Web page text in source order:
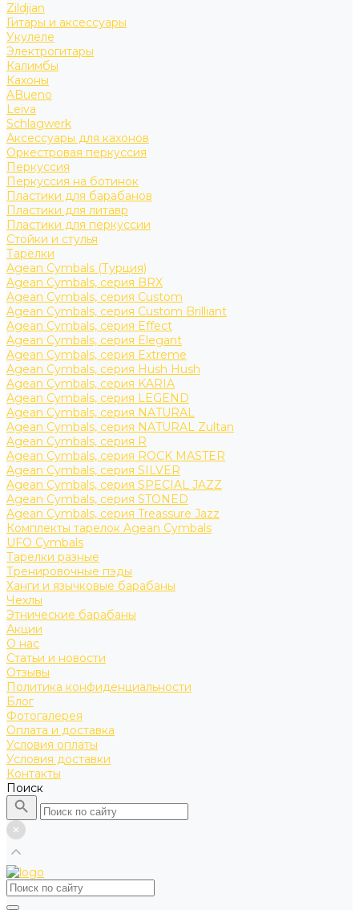
Zildjian
Гитары и аксессуары
Укулеле
Электрогитары
Калимбы
Кахоны
ABueno
Leiva
Schlagwerk
Аксессуары для кахонов
Оркестровая перкуссия
Перкуссия
Перкуссия на ботинок
Пластики для барабанов
Пластики для литавр
Пластики для перкуссии
Стойки и стулья
Тарелки
Agean Cymbals (Турция)
Agean Cymbals, серия BRX
Agean Cymbals, серия Custom
Agean Cymbals, серия Custom Brilliant
Agean Cymbals, серия Effect
Agean Cymbals, серия Elegant
Agean Cymbals, серия Extreme
Agean Cymbals, серия Hush Hush
Agean Cymbals, серия KARIA
Agean Cymbals, серия LEGEND
Agean Cymbals, серия NATURAL
Agean Cymbals, серия NATURAL Zultan
Agean Cymbals, серия R
Agean Cymbals, серия ROCK MASTER
Agean Cymbals, серия SILVER
Agean Cymbals, серия SPECIAL JAZZ
Agean Cymbals, серия STONED
Agean Cymbals, серия Treassure Jazz
Комплекты тарелок Agean Cymbals
UFO Cymbals
Тарелки разные
Тренировочные пэды
Ханги и язычковые барабаны
Чехлы
Этнические барабаны
Акции
О нас
Статьи и новости
Отзывы
Политика конфиденциальности
Блог
Фотогалерея
Оплата и доставка
Условия оплаты
Условия доставки
Контакты
Поиск